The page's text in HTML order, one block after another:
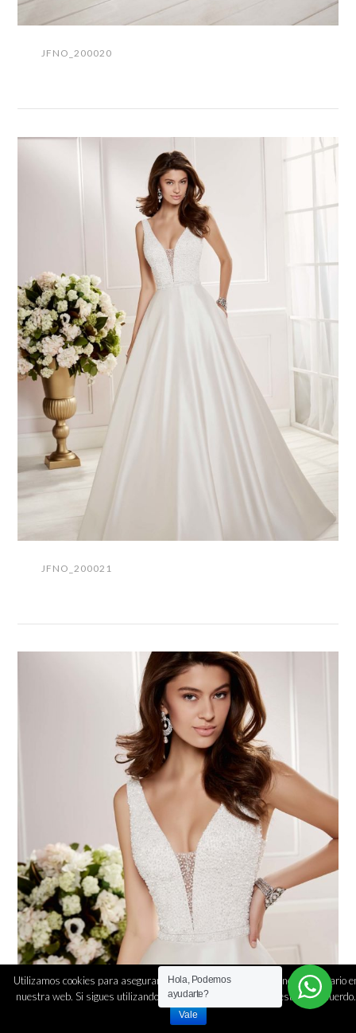
JFNO_200020
JFNO_200021
Hola, Podemos
ayudarte?
Utilizamos cookies para asegurar que damos la mejor experiencia al usuario
nuestra web. Si sigues utilizando este sitio asumiremos que estás de acuerdo.
Vale